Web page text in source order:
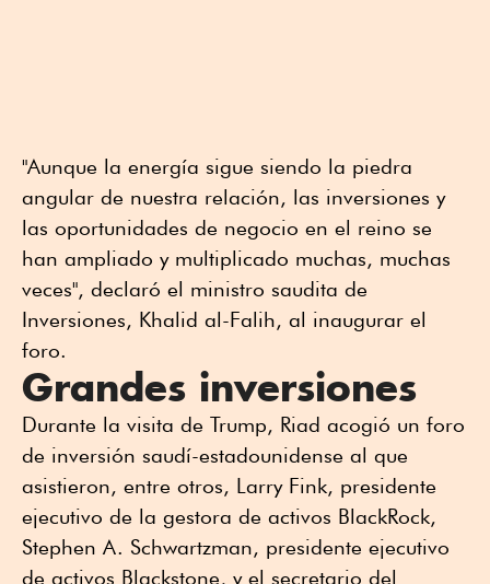
"Aunque la energía sigue siendo la piedra
angular de nuestra relación, las inversiones y
las oportunidades de negocio en el reino se
han ampliado y multiplicado muchas, muchas
veces", declaró el ministro saudita de
Inversiones, Khalid al-Falih, al inaugurar el
foro.
Grandes inversiones
Durante la visita de Trump, Riad acogió un foro
de inversión saudí-estadounidense al que
asistieron, entre otros, Larry Fink, presidente
ejecutivo de la gestora de activos BlackRock,
Stephen A. Schwartzman, presidente ejecutivo
de activos Blackstone, y el secretario del